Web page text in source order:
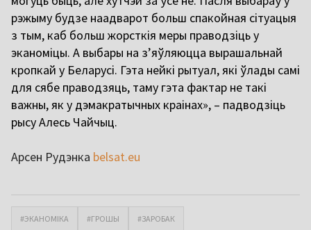
рэжыму будзе наадварот больш спакойная сітуацыя
з тым, каб больш жорсткія меры праводзіць у
эканоміцы. А выбары на з’яўляюцца вырашальнай
кропкай у Беларусі. Гэта нейкі рытуал, які ўлады самі
для сябе праводзяць, таму гэта фактар не такі
важны, як у дэмакратычных краінах», – падводзіць
рысу Алесь Чайчыц.
Арсен Рудэнка belsat.eu
#ЭКАНОМІКА #ГРОШЫ #ЗАРОБАК